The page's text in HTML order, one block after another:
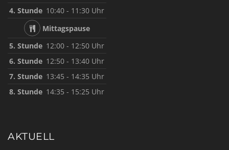
4. Stunde 10:40 - 11:30 Uhr
Mittagspause
5. Stunde 12:00 - 12:50 Uhr
6. Stunde 12:50 - 13:40 Uhr
7. Stunde 13:45 - 14:35 Uhr
8. Stunde 14:35 - 15:25 Uhr
AKTUELL